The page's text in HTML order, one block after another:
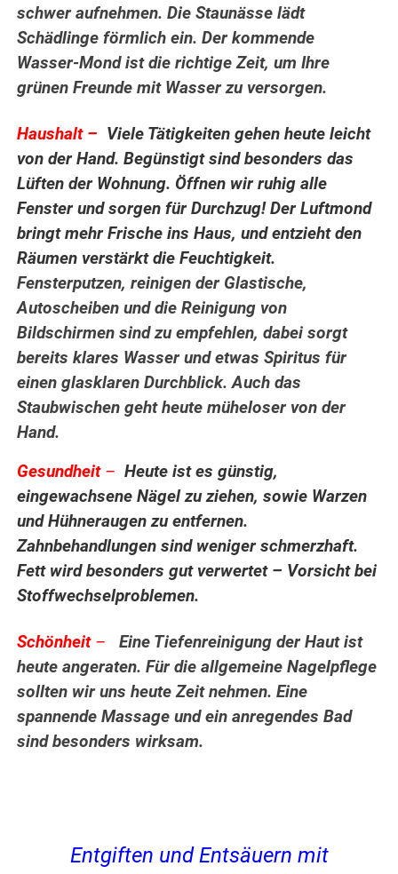
schwer aufnehmen. Die Staunässe lädt
Schädlinge förmlich ein. Der kommende
Wasser-Mond ist die richtige Zeit, um Ihre
grünen Freunde mit Wasser zu versorgen.
Haushalt – Viele Tätigkeiten gehen heute leicht
von der Hand. Begünstigt sind besonders das
Lüften der Wohnung. Öffnen wir ruhig alle
Fenster und sorgen für Durchzug! Der Luftmond
bringt mehr Frische ins Haus, und entzieht den
Räumen verstärkt die Feuchtigkeit.
Fensterputzen, reinigen der Glastische,
Autoscheiben und die Reinigung von
Bildschirmen sind zu empfehlen, dabei sorgt
bereits klares Wasser und etwas Spiritus für
einen glasklaren Durchblick. Auch das
Staubwischen geht heute müheloser von der
Hand.
Gesundheit –Heute ist es günstig,
eingewachsene Nägel zu ziehen, sowie Warzen
und Hühneraugen zu entfernen.
Zahnbehandlungen sind weniger schmerzhaft.
Fett wird besonders gut verwertet – Vorsicht bei
Stoffwechselproblemen.
Schönheit–
Eine Tiefenreinigung der Haut ist
heute angeraten. Für die allgemeine Nagelpflege
sollten wir uns heute Zeit nehmen. Eine
spannende Massage und ein anregendes Bad
sind besonders wirksam.
Entgiften und Entsäuern mit